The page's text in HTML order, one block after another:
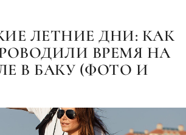
ЛЕТНИЕ ДНИ: КАК
ВРЕМЯ НА
В БАКУ (ФОТО И